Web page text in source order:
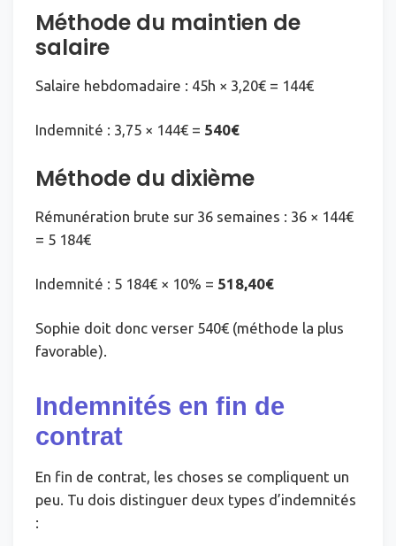
Méthode du maintien de
salaire
Salaire hebdomadaire : 45h × 3,20€ = 144€
Indemnité : 3,75 × 144€ = 540€
Méthode du dixième
Rémunération brute sur 36 semaines : 36 × 144€
= 5 184€
Indemnité : 5 184€ × 10% = 518,40€
Sophie doit donc verser 540€ (méthode la plus
favorable).
Indemnités en fin de
contrat
En fin de contrat, les choses se compliquent un
peu. Tu dois distinguer deux types d’indemnités
: